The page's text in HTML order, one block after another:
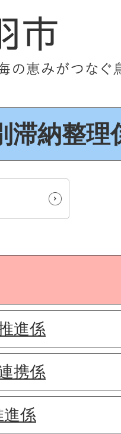
滞納整理
進係
携係
係